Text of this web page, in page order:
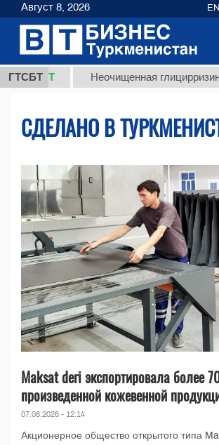
ГТСБТНеочищенная глицирризиновая
СДЕЛАНО В
Maksat deri экспортировала более
произведенной кожевенной
07.08.2026 - 12:14
Акционерное общество открытого типа
Август 8, 2026